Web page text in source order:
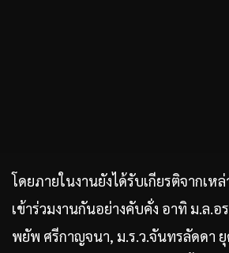
โดยภายในงานยังได้รับเกียรติจากเห
เข้าร่วมงานกันอย่างคับคั่ง อาทิ ม.ล.
พยัพ ศรีกาญจนา, ม.ร.ว.จันทรลัดดา